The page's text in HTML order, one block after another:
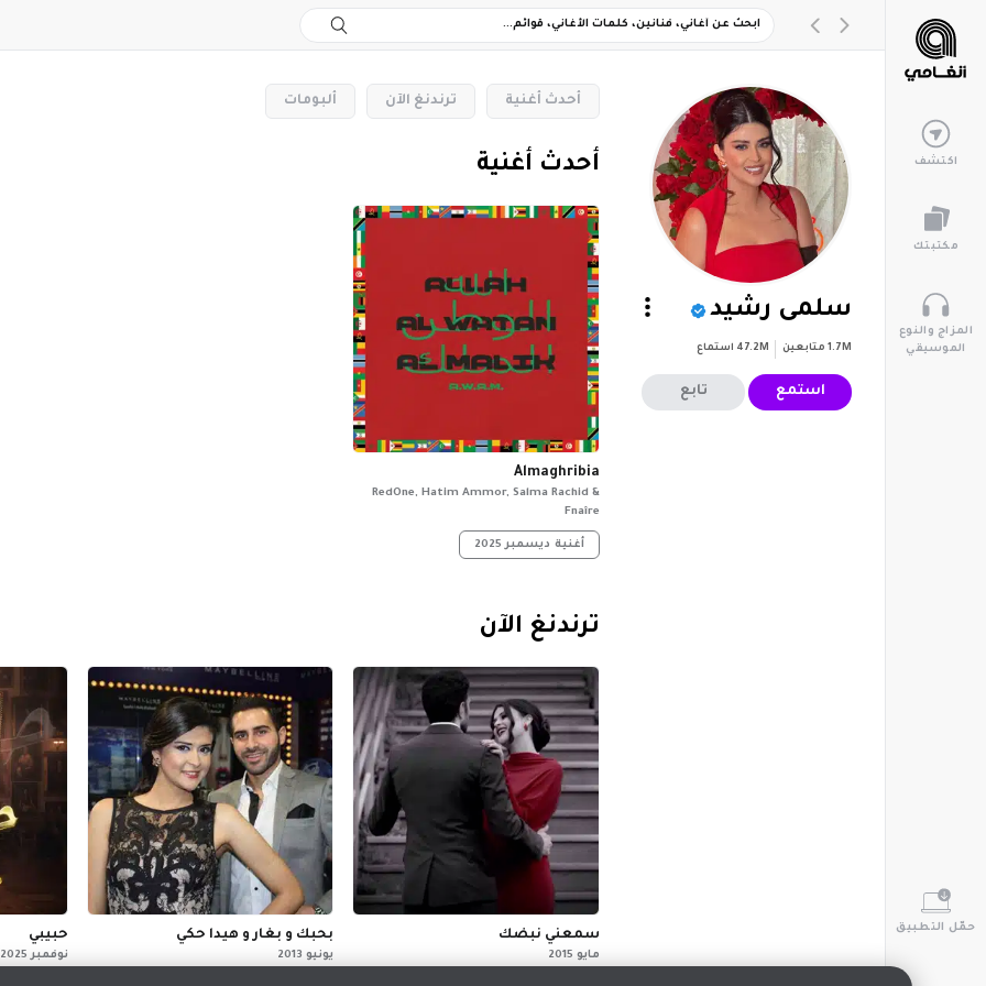
اكتشف
مكتبتك
المزاج والنوع
الموسيقي
حمّل التطبيق
سلمى رشيد
1.7M متابعين 47.2M استماع
استمع تابع
‏أحدث أغنية ‏ترندنغ الآن ‏ألبومات
‏أحدث أغنية
Almaghribia
RedOne, Hatim Ammor, Salma Rachid &
Fnaîre
أغنية ديسمبر 2025
‏ترندنغ الآن
سمعني نبضك
مايو 2015
بحبك و بغار و هيدا حكي
يونيو 2013
حبيبي
نوفمبر 2025